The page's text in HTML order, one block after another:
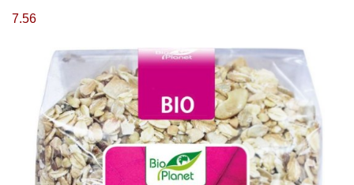
7.56